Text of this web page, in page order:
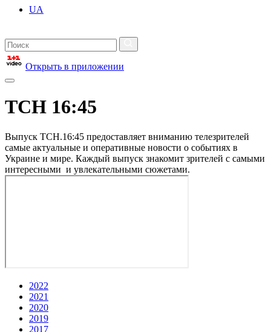
UA
Открыть в приложении
ТСН 16:45
Выпуск ТСН.16:45 предоставляет вниманию телезрителей
самые актуальные и оперативные новости о событиях в
Украине и мире. Каждый выпуск знакомит зрителей с самыми
интересными и увлекательными сюжетами.
2022
2021
2020
2019
2017